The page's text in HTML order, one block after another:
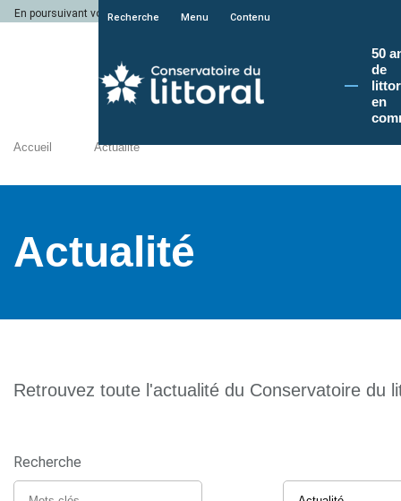
En poursuivant votre navigation sur le site du Conservatoire du littoral, vous
Recherche Menu Contenu
50
de
en
Accueil Actualité
Actualité
Retrouvez toute l'actualité du Conservatoire du
Recherche